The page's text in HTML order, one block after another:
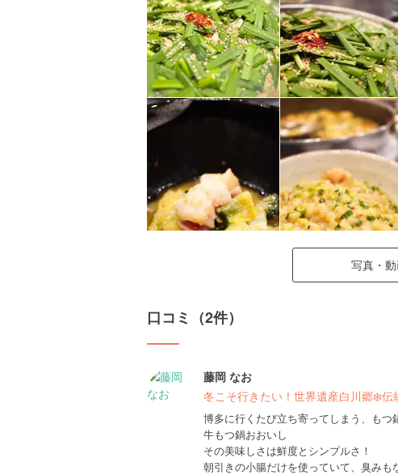
写真・
口コミ（2件）
藤岡 なお
冬こそ行きたい！世界遺産白川郷❄️伝
博多に行くたび立ち寄ってしまう、もつ
牛もつ鍋おおいし
その美味しさは鮮度とシンプルさ！
朝引きの小腸だけを使っていて、臭みも